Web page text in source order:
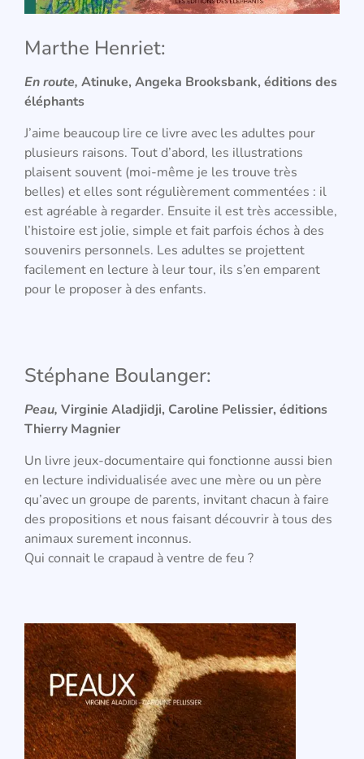
Marthe Henriet:
En route, Atinuke, Angeka Brooksbank, éditions des
éléphants
J’aime beaucoup lire ce livre avec les adultes pour
plusieurs raisons. Tout d’abord, les illustrations
plaisent souvent (moi-même je les trouve très
belles) et elles sont régulièrement commentées : il
est agréable à regarder. Ensuite il est très accessible,
l’histoire est jolie, simple et fait parfois échos à des
souvenirs personnels. Les adultes se projettent
facilement en lecture à leur tour, ils s’en emparent
pour le proposer à des enfants.
Stéphane Boulanger:
Peau, Virginie Aladjidji, Caroline Pelissier, éditions
Thierry Magnier
Un livre jeux-documentaire qui fonctionne aussi bien
en lecture individualisée avec une mère ou un père
qu’avec un groupe de parents, invitant chacun à faire
des propositions et nous faisant découvrir à tous des
animaux surement inconnus.
Qui connait le crapaud à ventre de feu ?